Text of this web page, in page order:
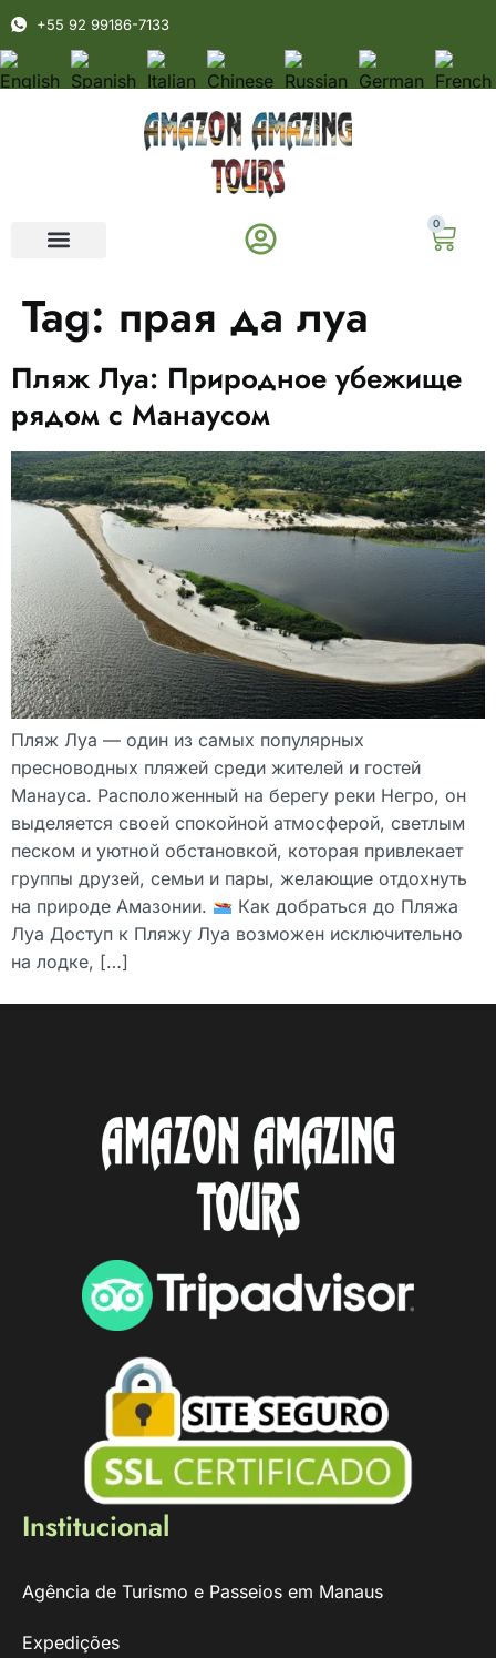
+55 92 99186-7133
0
Tag: прая да луa
Пляж Луа: Природное убежище
рядом с Манаусом
Пляж Луа — один из самых популярных
пресноводных пляжей среди жителей и гостей
Манауса. Расположенный на берегу реки Негро, он
выделяется своей спокойной атмосферой, светлым
песком и уютной обстановкой, которая привлекает
группы друзей, семьи и пары, желающие отдохнуть
на природе Амазонии.
Как добраться до Пляжа
Луа Доступ к Пляжу Луа возможен исключительно
на лодке, […]
Institucional
Agência de Turismo e Passeios em Manaus
Expedições